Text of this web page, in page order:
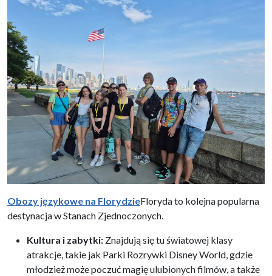
Obozy językowe na FlorydzieFloryda to kolejna popularna
destynacja w Stanach Zjednoczonych.
Kultura i zabytki: Znajdują się tu światowej klasy
atrakcje, takie jak Parki Rozrywki Disney World, gdzie
młodzież może poczuć magię ulubionych filmów, a także